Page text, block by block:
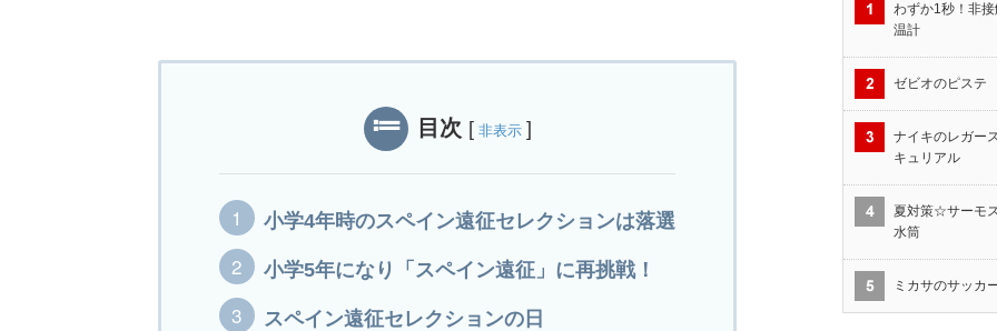
目次 [ 非表示 ]
小学4年時のスペイン遠征セレクションは落選
小学5年になり「スペイン遠征」に再挑戦！
スペイン遠征セレクションの日
わずか1秒！非
温計
ゼビオのピステ
ナイキのレガー
キュリアル
夏対策☆サーモ
水筒
ミカサのサッカ